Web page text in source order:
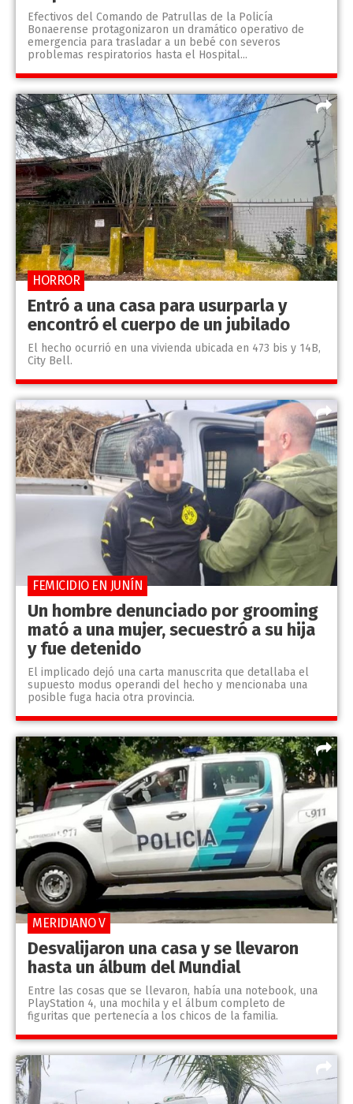
Efectivos del Comando de Patrullas de la Policía
Bonaerense protagonizaron un dramático operativo de
emergencia para trasladar a un bebé con severos
problemas respiratorios hasta el Hospital...
Entró a una casa para usurparla y
encontró el cuerpo de un jubilado
El hecho ocurrió en una vivienda ubicada en 473 bis y 14B,
City Bell.
HORROR
Un hombre denunciado por grooming
mató a una mujer, secuestró a su hija
y fue detenido
El implicado dejó una carta manuscrita que detallaba el
supuesto modus operandi del hecho y mencionaba una
posible fuga hacia otra provincia.
FEMICIDIO EN JUNÍN
Desvalijaron una casa y se llevaron
hasta un álbum del Mundial
Entre las cosas que se llevaron, había una notebook, una
PlayStation 4, una mochila y el álbum completo de
figuritas que pertenecía a los chicos de la familia.
MERIDIANO V